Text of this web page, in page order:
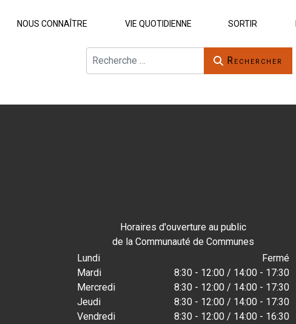
NOUS CONNAÎTRE VIE QUOTIDIENNE SORTIR
Rechercher
Horaires d'ouverture au public
de la Communauté de Communes
Lundi
Fermé
Mardi
8:30 - 12:00 / 14:00 - 17:30
Mercredi
8:30 - 12:00 / 14:00 - 17:30
Jeudi
8:30 - 12:00 / 14:00 - 17:30
Vendredi
8:30 - 12:00 / 14:00 - 16:30